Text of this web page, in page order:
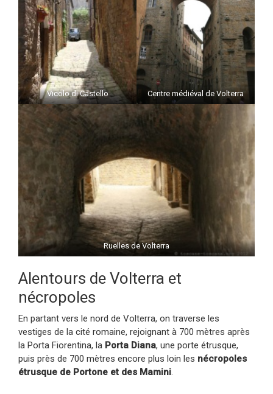
Vicolo di Castello Centre médiéval de Volterra
Ruelles de Volterra
Alentours de Volterra et
nécropoles
En partant vers le nord de Volterra, on traverse les
vestiges de la cité romaine, rejoignant à 700 mètres après
la Porta Fiorentina, la Porta Diana, une porte étrusque,
puis près de 700 mètres encore plus loin les nécropoles
étrusque de Portone et des Mamini.